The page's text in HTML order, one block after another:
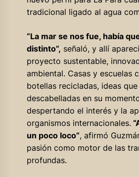
tradicional ligado al agua
“La mar se nos fue, había
distinto”, señaló, y allí
proyecto sustentable,
ambiental. Casas y escuelas
botellas recicladas, ideas
descabelladas en su
despertando el interés y la
organismos internacionales.
un poco loco”, afirmó
pasión como motor de las
profundas.